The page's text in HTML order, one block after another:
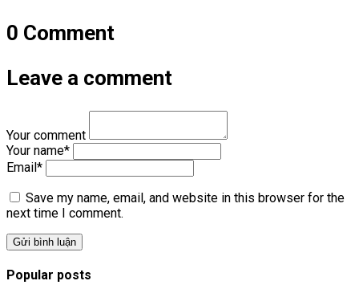
0 Comment
Leave a comment
Your comment
Your name*
Email*
Save my name, email, and website in this browser for the
next time I comment.
Popular posts